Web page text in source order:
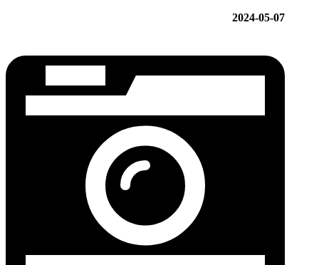
2024-05-07